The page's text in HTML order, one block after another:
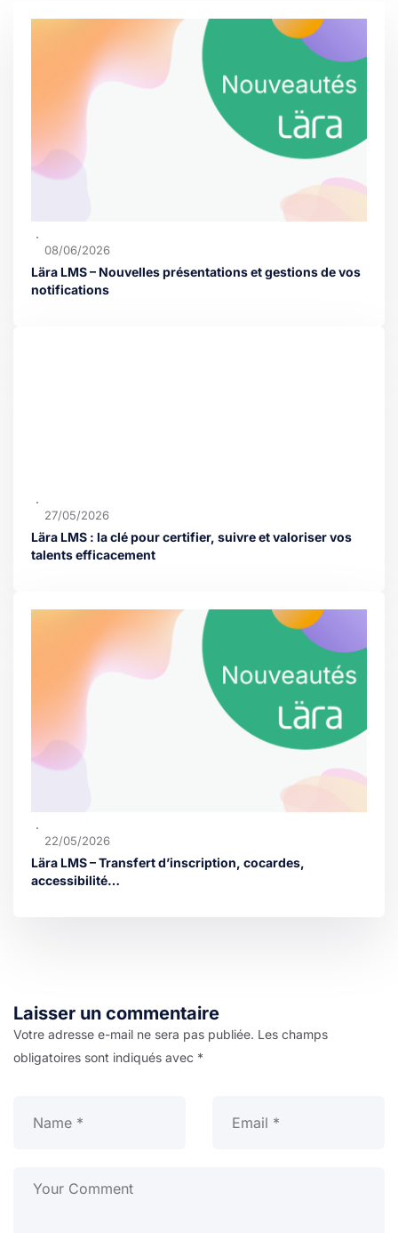
08/06/2026
Lära LMS – Nouvelles présentations et gestions de vos
notifications
27/05/2026
Lära LMS : la clé pour certifier, suivre et valoriser vos
talents efficacement
22/05/2026
Lära LMS – Transfert d’inscription, cocardes,
accessibilité…
Laisser un commentaire
Votre adresse e-mail ne sera pas publiée. Les champs
obligatoires sont indiqués avec *